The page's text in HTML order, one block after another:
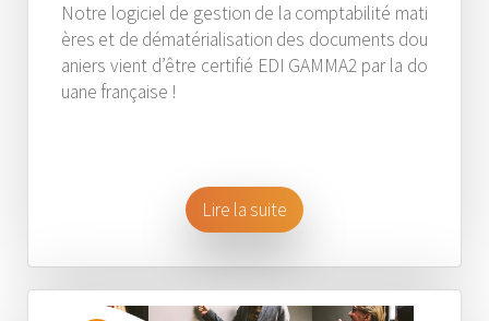
Notre logiciel de gestion de la comptabilité mati
ères et de dématérialisation des documents dou
aniers vient d’être certifié EDI GAMMA2 par la do
uane française !
Lire la suite